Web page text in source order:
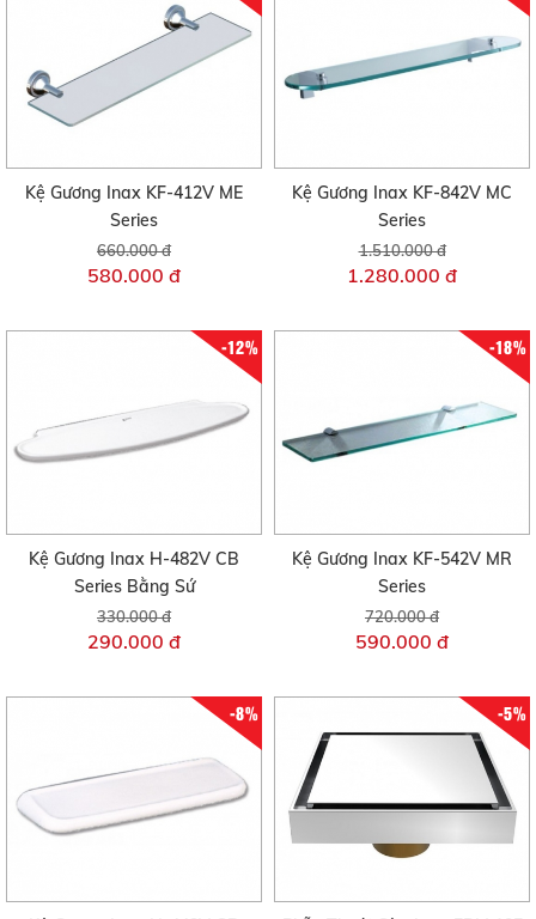
Kệ Gương Inax KF-412V ME
Series
660.000 đ
580.000 đ
Kệ Gương Inax KF-842V MC
Series
1.510.000 đ
1.280.000 đ
-12%
Kệ Gương Inax H-482V CB
Series Bằng Sứ
330.000 đ
290.000 đ
-18%
Kệ Gương Inax KF-542V MR
Series
720.000 đ
590.000 đ
-8% -5%